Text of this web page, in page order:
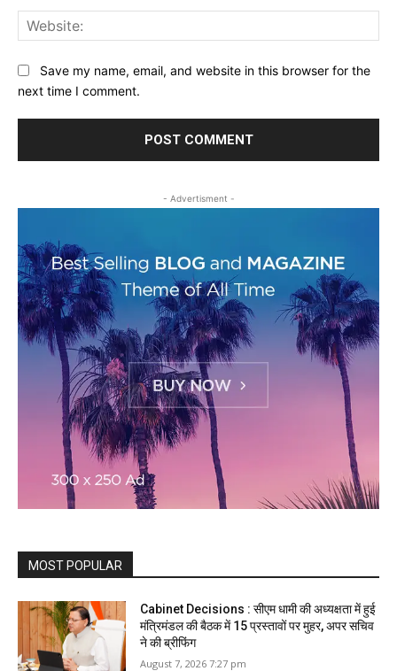
Save my name, email, and website in this browser for the
next time I comment.
- Advertisment -
MOST POPULAR
Cabinet Decisions : सीएम धामी की अध्यक्षता में हुई
मंत्रिमंडल की बैठक में 15 प्रस्तावों पर मुहर, अपर सचिव
ने की ब्रीफिंग
August 7, 2026 7:27 pm